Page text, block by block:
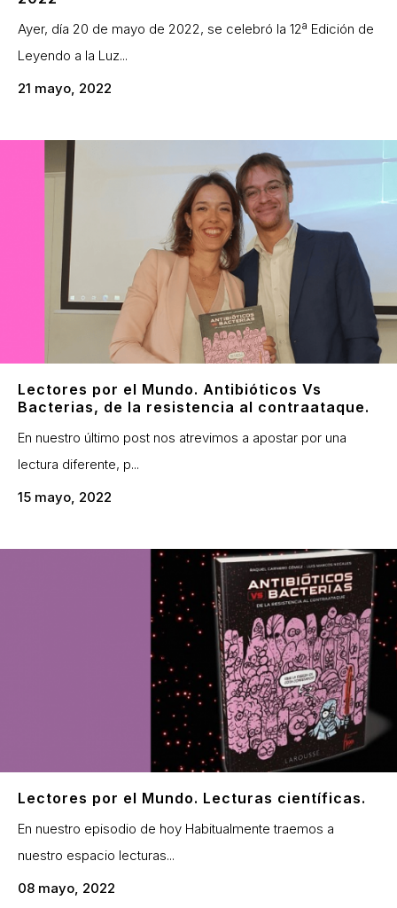
Ayer, día 20 de mayo de 2022, se celebró la 12ª Edición de
Leyendo a la Luz...
21 mayo, 2022
Lectores por el Mundo. Antibióticos Vs
Bacterias, de la resistencia al contraataque.
En nuestro último post nos atrevimos a apostar por una
lectura diferente, p...
15 mayo, 2022
Lectores por el Mundo. Lecturas científicas.
En nuestro episodio de hoy Habitualmente traemos a
nuestro espacio lecturas...
08 mayo, 2022